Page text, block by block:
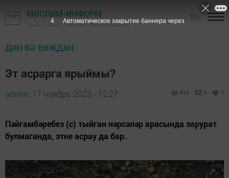
МӨСЛИМ-ИНФОРМ
"Авыл утлары" газетасы - Мөслим районы
ДИН ВӘ ВӨҖДАН
Эт асрарга ярыймы?
admin, 17 ноябрь 2023 - 12:27 893 0 0
Пәйгамбәребез (с) тыйган нәрсәләр арасында зарурат
булмаганда, этне асрау да бар.
3 Автоматическое закрытие баннера через